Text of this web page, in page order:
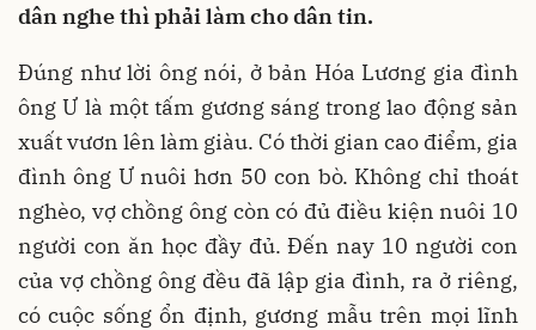
dân nghe thì phải làm cho dân tin.
Đúng như lời ông nói, ở bản Hóa Lương gia đình
ông Ư là một tấm gương sáng trong lao động sản
xuất vươn lên làm giàu. Có thời gian cao điểm, gia
đình ông Ư nuôi hơn 50 con bò. Không chỉ thoát
nghèo, vợ chồng ông còn có đủ điều kiện nuôi 10
người con ăn học đầy đủ. Đến nay 10 người con
của vợ chồng ông đều đã lập gia đình, ra ở riêng,
có cuộc sống ổn định, gương mẫu trên mọi lĩnh